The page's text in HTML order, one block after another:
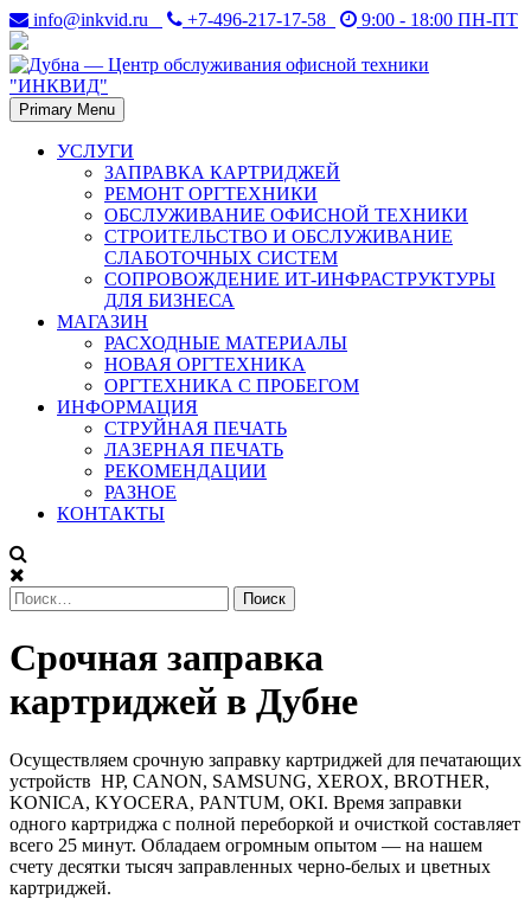
Skip
to
content
info@inkvid.ru +7-496-217-17-58 9:00 - 18:00 ПН-ПТ
Дубна — Центр
обслуживания офисной
техники "ИНКВИД"
Дубна. Восстановление и заправка лазерных картриджей в
Дубне. Ремонт оргтехники — принтеров, копиров (ксероксов),
факсов, плоттеров.
Primary Menu
УСЛУГИ
ЗАПРАВКА КАРТРИДЖЕЙ
РЕМОНТ ОРГТЕХНИКИ
ОБСЛУЖИВАНИЕ ОФИСНОЙ ТЕХНИКИ
СТРОИТЕЛЬСТВО И ОБСЛУЖИВАНИЕ
СЛАБОТОЧНЫХ СИСТЕМ
СОПРОВОЖДЕНИЕ ИТ-ИНФРАСТРУКТУРЫ
ДЛЯ БИЗНЕСА
МАГАЗИН
РАСХОДНЫЕ МАТЕРИАЛЫ
НОВАЯ ОРГТЕХНИКА
ОРГТЕХНИКА С ПРОБЕГОМ
ИНФОРМАЦИЯ
СТРУЙНАЯ ПЕЧАТЬ
ЛАЗЕРНАЯ ПЕЧАТЬ
РЕКОМЕНДАЦИИ
РАЗНОЕ
КОНТАКТЫ
Найти:
Срочная
заправка
картриджей
в
Дубне
Срочная заправка
картриджей в Дубне
Осуществляем срочную заправку картриджей для печатающих
устройств HP, CANON, SAMSUNG, XEROX, BROTHER,
KONICA, KYOCERA, PANTUM, OKI. Время заправки
одного картриджа с полной переборкой и очисткой составляет
всего 25 минут. Обладаем огромным опытом — на нашем
счету десятки тысяч заправленных черно-белых и цветных
картриджей.